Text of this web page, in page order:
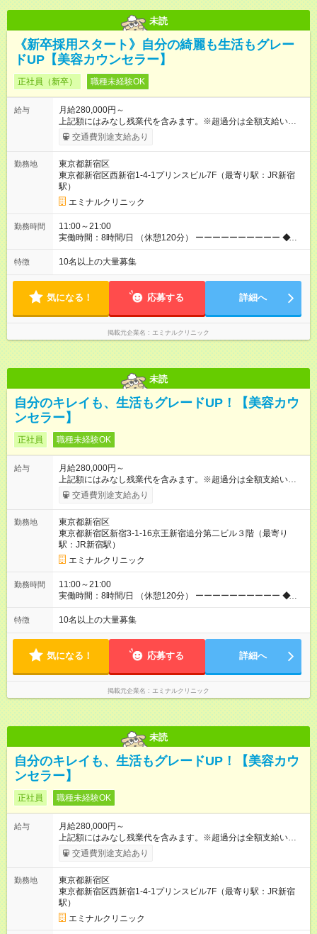
未読
《新卒採用スタート》自分の綺麗も生活もグレー
ドUP【美容カウンセラー】
正社員（新卒） 職種未経験OK
給与
月給280,000円～
上記額にはみなし残業代を含みます。※超過分は全額支給いたし
ます。 みなし残業代 38,100円／月 みなし残業時間 23時間／月
◆インセンティブを支給◆ 頑張りに応じて、インセンティブ（業
【年収800万円】を記録している先輩社員も在籍しています。
【試用期間】試用期間あり 試用期間の長さ：6ヶ月 ※ 雇用形態
と給与に、本採用時と異なる部分があります。 雇用形態：中途
採用（契約社員） 給与：月給 270,000円以上 上記額にはみなし
残業代を含みます。※超過分は全額支給いたします。 みなし残
業代 36,700円／月 みなし残業時間 23時間／月
交通費別途支給あり
勤務地
東京都新宿区
東京都新宿区西新宿1-4-1プリンスビル7F（最寄り駅：JR新宿
駅）
エミナルクリニック
勤務時間
11:00～21:00
実働時間：8時間/日 （休憩120分） ーーーーーーーーーー ◆残
業少なめ＆通勤も楽々◆ ーーーーーーーーーー 始業時間は11時
とゆっくりなので、通勤ラッシュの中出社する大変さはありま
生活との両立が叶います。
特徴 10名以上の大量募集
気になる！ 応募する 詳細へ
掲載元企業名 エミナルクリニック
未読
自分のキレイも、生活もグレードUP！【美容カウ
ンセラー】
正社員 職種未経験OK
給与
月給280,000円～
上記額にはみなし残業代を含みます。※超過分は全額支給いたし
ます。 みなし残業代 38,100円／月 みなし残業時間 23時間／月
◆インセンティブを支給◆ 頑張りに応じて、インセンティブ（業
【年収800万円】を記録している先輩社員も在籍しています。
【試用期間】試用期間あり 試用期間の長さ：6ヶ月 ※ 雇用形態
と給与に、本採用時と異なる部分があります。 雇用形態：中途
採用（契約社員） 給与：月給 270,000円以上 上記額にはみなし
残業代を含みます。※超過分は全額支給いたします。 みなし残
業代 36,700円／月 みなし残業時間 23時間／月
交通費別途支給あり
勤務地
東京都新宿区
東京都新宿区新宿3-1-16京王新宿追分第二ビル３階（最寄り
駅：JR新宿駅）
エミナルクリニック
勤務時間
11:00～21:00
実働時間：8時間/日 （休憩120分） ーーーーーーーーーー ◆残
業少なめ＆通勤も楽々◆ ーーーーーーーーーー 始業時間は11時
とゆっくりなので、通勤ラッシュの中出社する大変さはありま
生活との両立が叶います。
特徴 10名以上の大量募集
気になる！ 応募する 詳細へ
掲載元企業名 エミナルクリニック
未読
自分のキレイも、生活もグレードUP！【美容カウ
ンセラー】
正社員 職種未経験OK
給与
月給280,000円～
上記額にはみなし残業代を含みます。※超過分は全額支給いたし
ます。 みなし残業代 38,100円／月 みなし残業時間 23時間／月
◆インセンティブを支給◆ 頑張りに応じて、インセンティブ（業
【年収800万円】を記録している先輩社員も在籍しています。
【試用期間】試用期間あり 試用期間の長さ：6ヶ月 ※ 雇用形態
と給与に、本採用時と異なる部分があります。 雇用形態：中途
採用（契約社員） 給与：月給 270,000円以上 上記額にはみなし
残業代を含みます。※超過分は全額支給いたします。 みなし残
交通費別途支給あり
勤務地
東京都新宿区
東京都新宿区西新宿1-4-1プリンスビル7F（最寄り駅：JR新宿
駅）
エミナルクリニック